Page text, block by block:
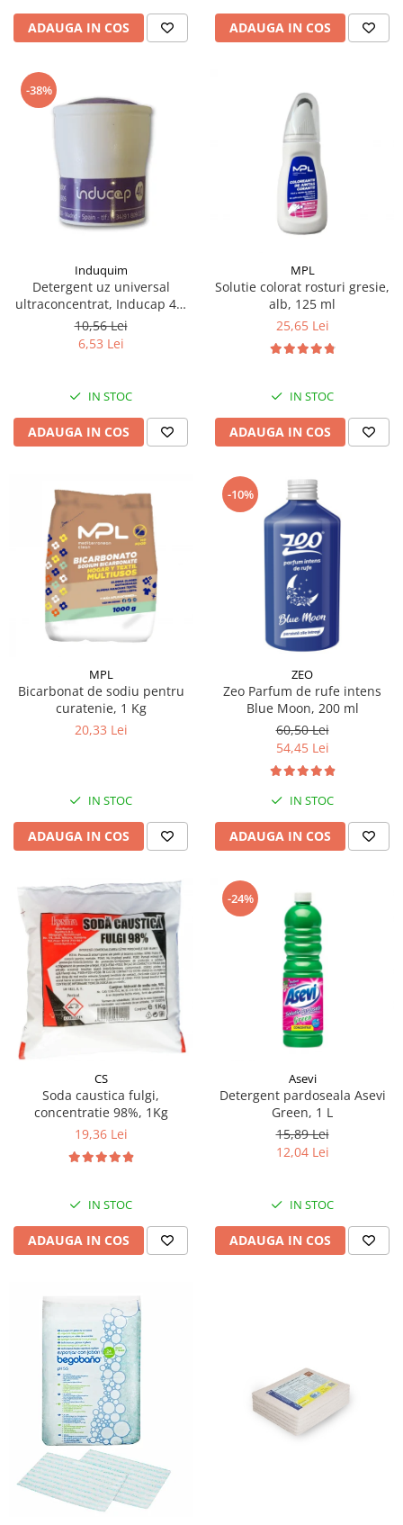
ADAUGA IN COS ADAUGA IN COS
-38%
Induquim
Detergent uz universal
ultraconcentrat, Inducap 40,
22 ml
10,56 Lei
6,53 Lei
IN STOC
ADAUGA IN COS
MPL
Solutie colorat rosturi gresie,
alb, 125 ml
25,65 Lei
IN STOC
ADAUGA IN COS
MPL
Bicarbonat de sodiu pentru
curatenie, 1 Kg
20,33 Lei
IN STOC
ADAUGA IN COS
-10%
ZEO
Zeo Parfum de rufe intens
Blue Moon, 200 ml
60,50 Lei
54,45 Lei
IN STOC
ADAUGA IN COS
CS
Soda caustica fulgi,
concentratie 98%, 1Kg
19,36 Lei
IN STOC
ADAUGA IN COS
-24%
Asevi
Detergent pardoseala Asevi
Green, 1 L
15,89 Lei
12,04 Lei
IN STOC
ADAUGA IN COS